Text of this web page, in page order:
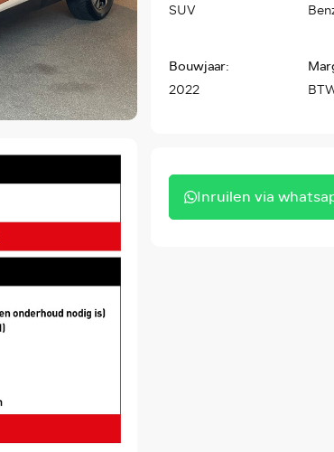
SUV
Bouwjaar:
2022
Inruilen via